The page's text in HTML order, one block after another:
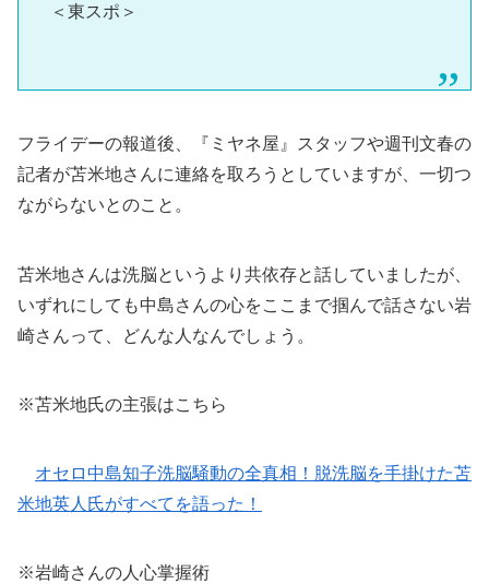
＜東スポ＞
フライデーの報道後、『ミヤネ屋』スタッフや週刊文春の
記者が苫米地さんに連絡を取ろうとしていますが、一切つ
ながらないとのこと。
苫米地さんは洗脳というより共依存と話していましたが、
いずれにしても中島さんの心をここまで掴んで話さない岩
崎さんって、どんな人なんでしょう。
※苫米地氏の主張はこちら
オセロ中島知子洗脳騒動の全真相！脱洗脳を手掛けた苫
米地英人氏がすべてを語った！
※岩崎さんの人心掌握術